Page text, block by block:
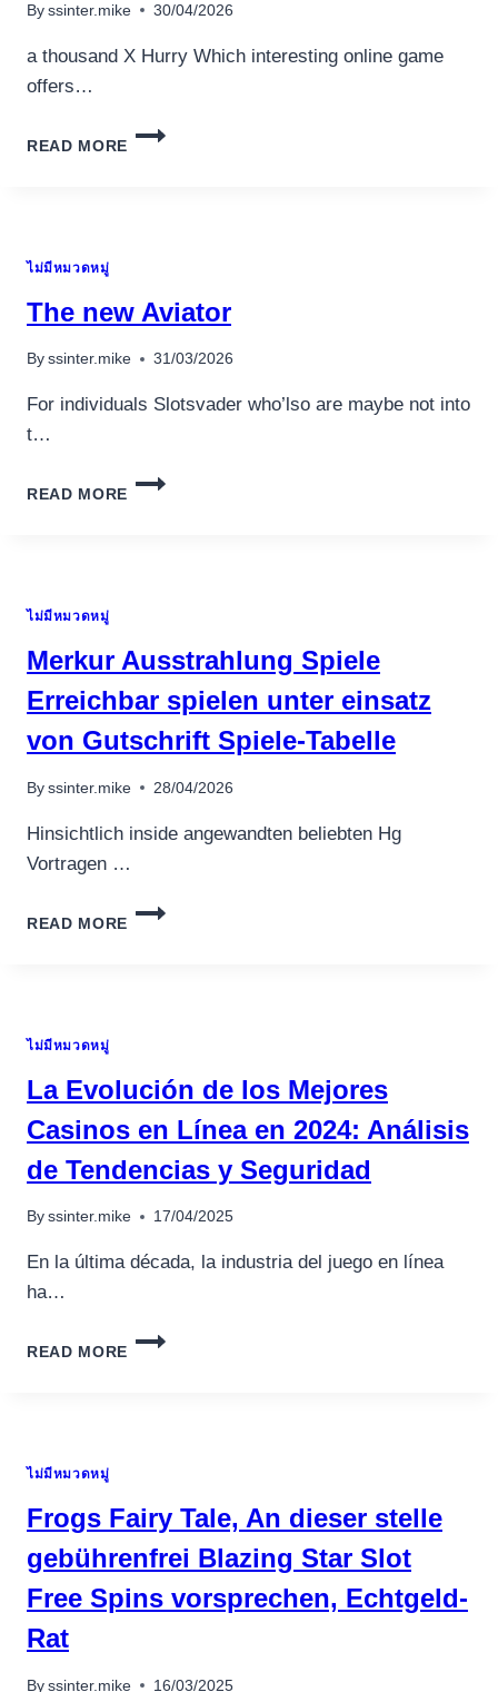
By ssinter.mike 30/04/2026
a thousand X Hurry Which interesting online game
offers…
READ MORE
BLAST
ONE
X
ไม่มีหมวดหมู่
The new Aviator
By ssinter.mike 31/03/2026
For individuals Slotsvader who’lso are maybe not into
t…
READ MORE
THE
ไม่มีหมวดหมู่
Merkur Ausstrahlung Spiele
Erreichbar spielen unter einsatz
von Gutschrift Spiele-Tabelle
By ssinter.mike 28/04/2026
Hinsichtlich inside angewandten beliebten Hg
Vortragen …
READ MORE
MERKUR
GUTSCHRIFT
SPIELE-
TABELLE
ไม่มีหมวดหมู่
La Evolución de los Mejores
Casinos en Línea en 2024: Análisis
de Tendencias y Seguridad
By ssinter.mike 17/04/2025
En la última década, la industria del juego en línea
ha…
READ MORE
LA
EN
2024:
ANÁLISIS
DE
TENDENCIAS
ไม่มีหมวดหมู่
Frogs Fairy Tale, An dieser stelle
gebührenfrei Blazing Star Slot
Free Spins vorsprechen, Echtgeld-
Rat
By ssinter.mike 16/03/2025